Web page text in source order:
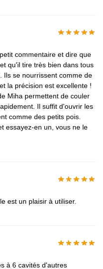
commentaire et dire que
qu'il tire très bien dans tous
Ils se nourrissent comme de
la précision est excellente !
Miha permettent de couler
Il suffit d'ouvrir les
comme des petits pois.
essayez-en un, vous ne le
est un plaisir à utiliser.
à 6 cavités d'autres